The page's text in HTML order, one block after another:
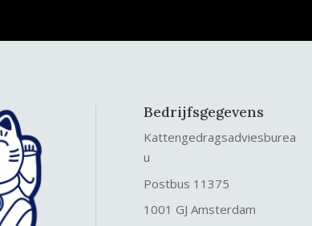
Bedrijfsgegevens
Kattengedragsadviesburea
u
Postbus 11375
1001 GJ Amsterdam